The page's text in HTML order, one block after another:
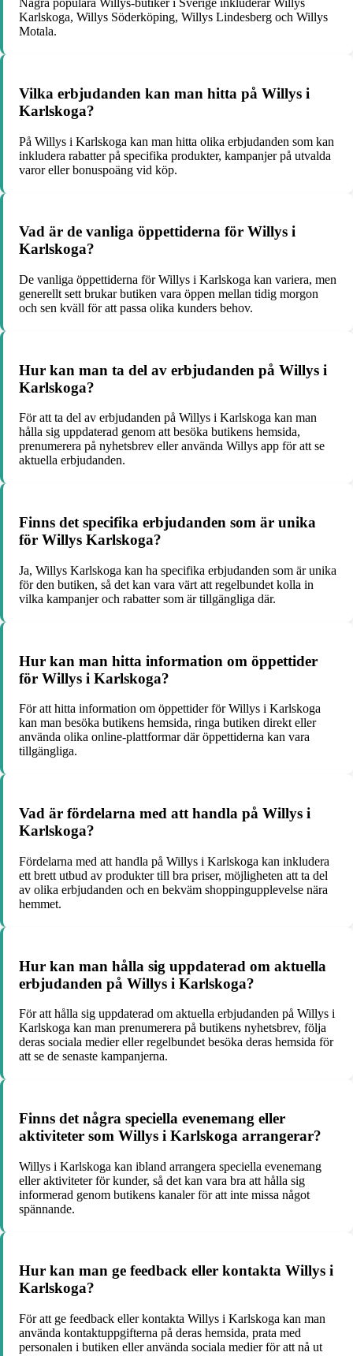
Några populära Willys-butiker i Sverige inkluderar Willys
Karlskoga, Willys Söderköping, Willys Lindesberg och Willys
Motala.
Vilka erbjudanden kan man hitta på Willys i
Karlskoga?
På Willys i Karlskoga kan man hitta olika erbjudanden som kan
inkludera rabatter på specifika produkter, kampanjer på utvalda
varor eller bonuspoäng vid köp.
Vad är de vanliga öppettiderna för Willys i
Karlskoga?
De vanliga öppettiderna för Willys i Karlskoga kan variera, men
generellt sett brukar butiken vara öppen mellan tidig morgon
och sen kväll för att passa olika kunders behov.
Hur kan man ta del av erbjudanden på Willys i
Karlskoga?
För att ta del av erbjudanden på Willys i Karlskoga kan man
hålla sig uppdaterad genom att besöka butikens hemsida,
prenumerera på nyhetsbrev eller använda Willys app för att se
aktuella erbjudanden.
Finns det specifika erbjudanden som är unika
för Willys Karlskoga?
Ja, Willys Karlskoga kan ha specifika erbjudanden som är unika
för den butiken, så det kan vara värt att regelbundet kolla in
vilka kampanjer och rabatter som är tillgängliga där.
Hur kan man hitta information om öppettider
för Willys i Karlskoga?
För att hitta information om öppettider för Willys i Karlskoga
kan man besöka butikens hemsida, ringa butiken direkt eller
använda olika online-plattformar där öppettiderna kan vara
tillgängliga.
Vad är fördelarna med att handla på Willys i
Karlskoga?
Fördelarna med att handla på Willys i Karlskoga kan inkludera
ett brett utbud av produkter till bra priser, möjligheten att ta del
av olika erbjudanden och en bekväm shoppingupplevelse nära
hemmet.
Hur kan man hålla sig uppdaterad om aktuella
erbjudanden på Willys i Karlskoga?
För att hålla sig uppdaterad om aktuella erbjudanden på Willys i
Karlskoga kan man prenumerera på butikens nyhetsbrev, följa
deras sociala medier eller regelbundet besöka deras hemsida för
att se de senaste kampanjerna.
Finns det några speciella evenemang eller
aktiviteter som Willys i Karlskoga arrangerar?
Willys i Karlskoga kan ibland arrangera speciella evenemang
eller aktiviteter för kunder, så det kan vara bra att hålla sig
informerad genom butikens kanaler för att inte missa något
spännande.
Hur kan man ge feedback eller kontakta Willys i
Karlskoga?
För att ge feedback eller kontakta Willys i Karlskoga kan man
använda kontaktuppgifterna på deras hemsida, prata med
personalen i butiken eller använda sociala medier för att nå ut